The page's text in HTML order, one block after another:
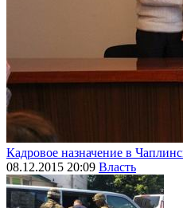
Кадровое назначение в
08.12.2015 20:09 Власть